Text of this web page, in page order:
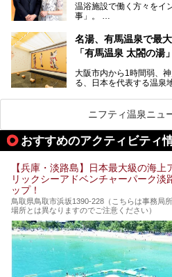
湯です。そのお湯をリー
スーパー銭湯があったら
きます！
温浴施設で働く方々をイ
事」。
ング西日本1位、2年連続
「神戸みなと温泉 蓮」の
名湯、有馬温泉で最
「有馬温泉 太閤の湯」
大阪市内から1時間弱、
る、日本を代表する温泉
有名な「金泉」と「銀泉
める、ある意味「最強」
今回は自慢のお湯をメイ
ニフティ温泉ニュ
おすすめのアクティビティ
【兵庫・淡路島】日本最大級の海
リックシーアドベンチャーパーク淡
ップ！
鳥取県鳥取市浜坂1390‐228（こちらは事務局
場所とは異なりますのでご注意ください）